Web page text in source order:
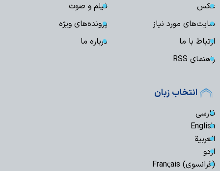
عکس
فیلم و صوت
سایت‌های مورد نیاز
پرونده‌های ویژه
ارتباط با ما
درباره ما
راهنمای RSS
انتخاب زبان
فارسی
English
العربیة
اردو
(فرانسوی) Français